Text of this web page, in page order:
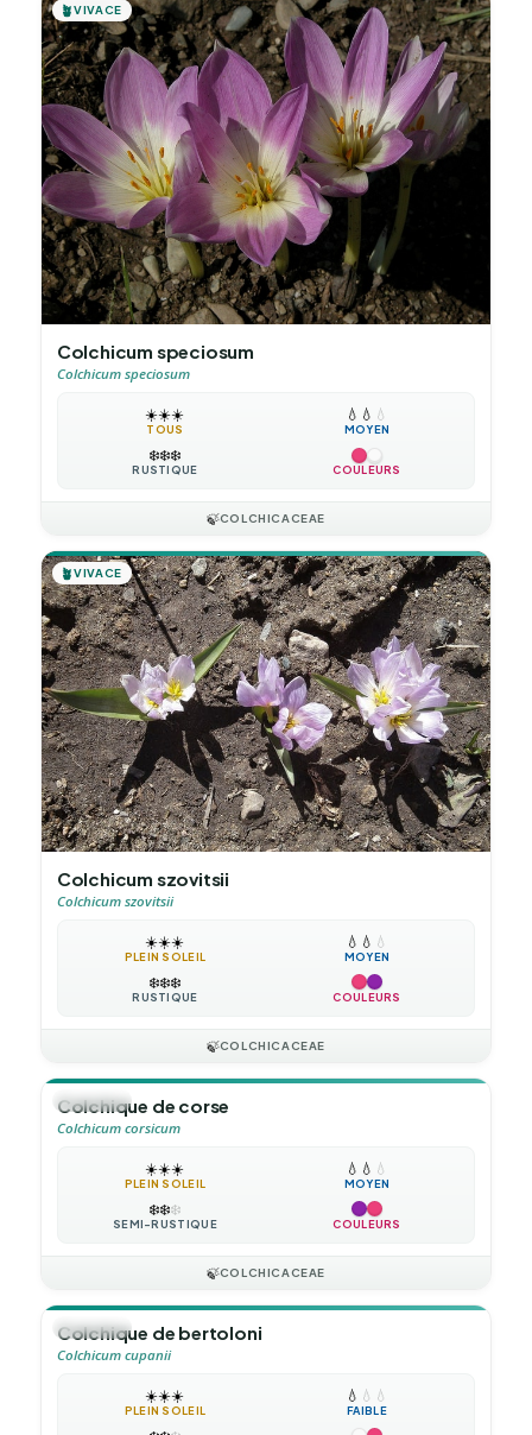
🪴VIVACE
Colchicum speciosum
Colchicum speciosum
☀️☀️☀️
TOUS
💧 💧 💧
MOYEN
❄️❄️❄️
RUSTIQUE COULEURS
🍃COLCHICACEAE
🪴VIVACE
Colchicum szovitsii
Colchicum szovitsii
☀️☀️☀️
PLEIN SOLEIL
💧 💧 💧
MOYEN
❄️❄️❄️
RUSTIQUE COULEURS
🍃COLCHICACEAE
🪴VIVACE
Colchique de corse
Colchicum corsicum
☀️☀️☀️
PLEIN SOLEIL
💧 💧 💧
MOYEN
❄️❄️❄️
SEMI-RUSTIQUE COULEURS
🍃COLCHICACEAE
🪴VIVACE
Colchique de bertoloni
Colchicum cupanii
☀️☀️☀️
PLEIN SOLEIL
💧 💧 💧
FAIBLE